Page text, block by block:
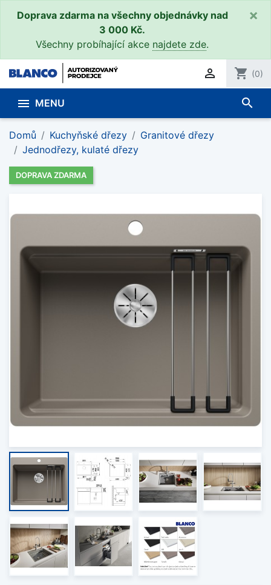
Doprava zdarma na všechny objednávky nad
3 000 Kč.
Všechny probíhající akce najdete zde.
×
 shopping_cart (0)
 MENU search
Domů Kuchyňské dřezy
Granitové dřezy
Jednodřezy, kulaté dřezy
DOPRAVA ZDARMA